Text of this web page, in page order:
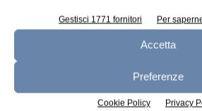
Gestisci 1771 fornitori Per
Accetta
Preferenze
Cookie Policy Privacy
19 Settembre 2018